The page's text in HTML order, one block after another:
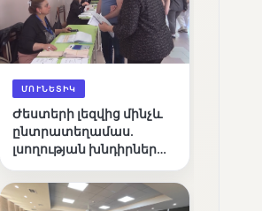
ՄՈՒՆԵՏԻԿ
Ժեստերի լեզվից մինչև
ընտրատեղամաս.
լսողության խնդիրներ
ճանապարհը